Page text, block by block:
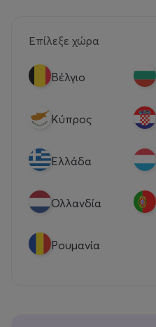
Επίλεξε χώρα
Βέλγιο
Κύπρος
Eλλάδα
Ολλανδία
Ρουμανία